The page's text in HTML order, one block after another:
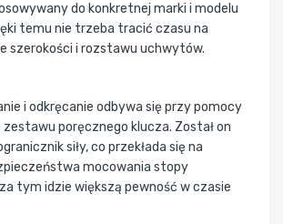
do konkretnej marki i modelu
temu nie trzeba tracić czasu na
szerokości i rozstawu uchwytów.
i odkręcanie odbywa się przy pomocy
zestawu poręcznego klucza. Został on
siły, co przekłada się na
mocowania stopy
tym idzie większą pewność w czasie